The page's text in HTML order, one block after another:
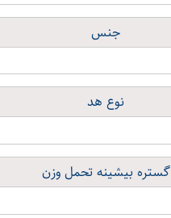
جنس
نوع هد
گستره بیشینه تحمل وزن